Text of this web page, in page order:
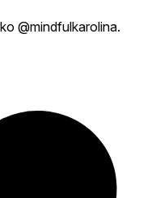
@mindfulkarolina.